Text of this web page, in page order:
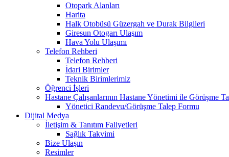
Otopark Alanları
Harita
Halk Otobüsü Güzergah ve Durak Bilgileri
Giresun Otogarı Ulaşım
Hava Yolu Ulaşımı
Telefon Rehberi
Telefon Rehberi
İdari Birimler
Teknik Birimlerimiz
Öğrenci İşleri
Hastane Çalışanlarının Hastane Yönetimi ile Görüşme
Yönetici Randevu/Görüşme Talep Formu
Dijital Medya
İletişim & Tanıtım Faliyetleri
Sağlık Takvimi
Bize Ulaşın
Resimler